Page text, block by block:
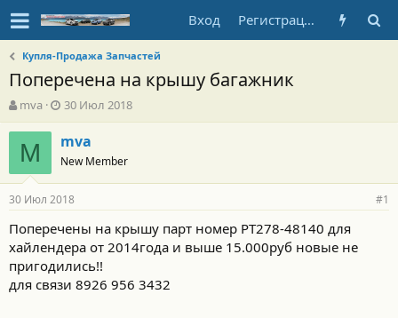
Вход Регистрация
Купля-Продажа Запчастей
Поперечена на крышу багажник
А
в
т
о
т
е
м
ы
mva
Д
а
т
а
н
а
ч
а
л
а
30 Июл 2018
M mva
New Member
30 Июл 2018 #1
Поперечены на крышу парт номер PT278-48140 для
хайлендера от 2014года и выше 15.000руб новые не
пригодились!!
для связи 8926 956 3432